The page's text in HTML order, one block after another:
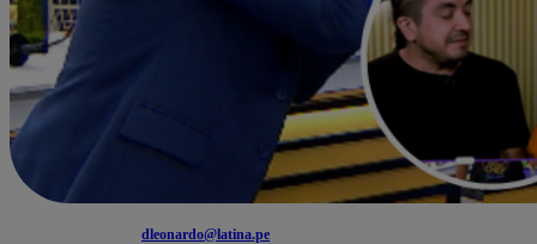
dleonardo@latina.pe